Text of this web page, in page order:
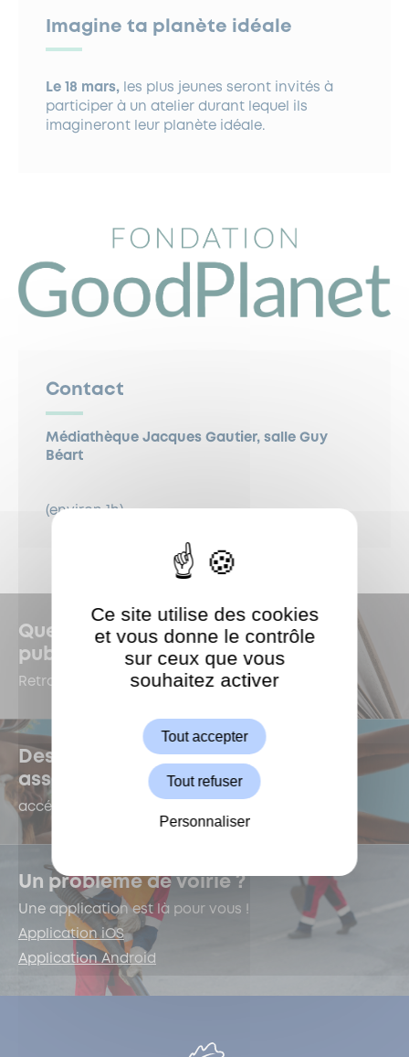
Imagine ta planète idéale
Le 18 mars, les plus jeunes seront invités à
participer à un atelier durant lequel ils
imagineront leur planète idéale.
Contact
Médiathèque Jacques Gautier, salle Guy
Béart
(environ 1h)
Quelles sont les dernières
publications à Garches ?
Retrouvez-les dans le Kiosque !
Des questions sur la vie
associative ?
accédez au e-forum dédié !
Un problème de voirie ?
Une application est là pour vous !
Application iOS
Application Android
ShareThis est désactivé.
Ce site utilise des cookies
et vous donne le contrôle
sur ceux que vous
souhaitez activer
Tout accepter
Tout refuser
Personnaliser